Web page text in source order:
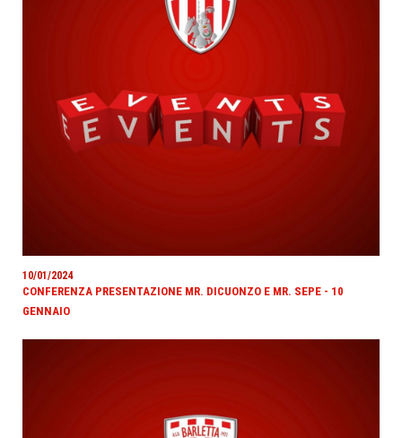
10/01/2024
CONFERENZA PRESENTAZIONE MR. DICUONZO E MR. SEPE - 10
GENNAIO